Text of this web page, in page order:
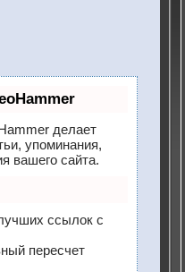
делает
упоминания,
вашего сайта.
ссылок с
пересчет